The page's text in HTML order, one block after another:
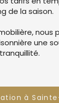
de la saison.
nous
une
à